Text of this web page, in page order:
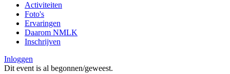
Activiteiten
Foto's
Ervaringen
Daarom NMLK
Inschrijven
Inloggen
Dit event is al begonnen/geweest.